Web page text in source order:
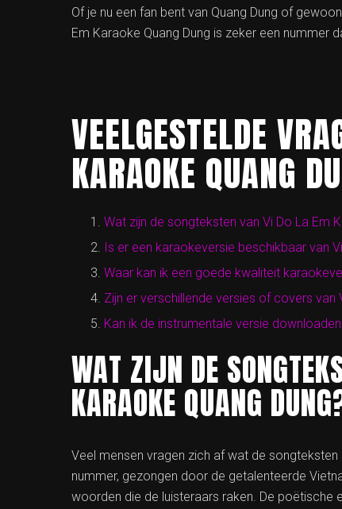
Of je nu een fan bent van Quang Dung of
Em Karaoke Quang Dung is zeker een nummer
VEELGESTELDE
KARAOKE QUANG
Wat zijn de songteksten van Vi Do La Em
Is er een karaokeversie beschikbaar van
Waar kan ik een goede kwaliteit
Zijn er verschillende versies of covers van
Kan ik de instrumentale versie
WAT ZIJN DE
KARAOKE QUANG
Veel mensen vragen zich af wat de songteksten
nummer, gezongen door de getalenteerde
woorden die de luisteraars raken. De poëtische